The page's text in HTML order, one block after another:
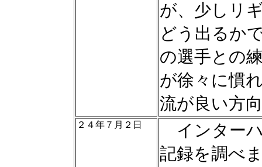
が、少しリ
どう出るか
の選手との
が徐々に慣
流が良い方
２４年７月２日
インター
記録を調べ